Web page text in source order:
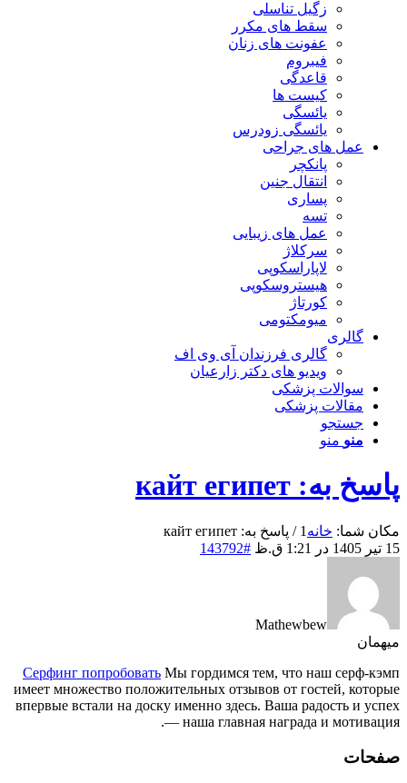
زگیل تناسلی
سقط های مکرر
عفونت های زنان
فیبروم
قاعدگی
کیست ها
یائسگی
یائسگی زودرس
عمل های جراحی
پانکچر
انتقال جنین
پساری
تسه
عمل های زیبایی
سرکلاژ
لاپاراسکوپی
هیستروسکوپی
کورتاژ
میومکتومی
گالری
گالری فرزندان آی وی اف
ویدیو های دکتر زارعیان
سوالات پزشکی
مقالات پزشکی
جستجو
منو منو
پاسخ به: кайт египет
مکان شما: خانه 1
/ پاسخ به: кайт египет
15 تیر 1405 در 1:21 ق.ظ
#143792
Mathewbew
میهمان
Серфинг попробовать Мы гордимся тем, что наш серф-кэмп
имеет множество положительных отзывов от гостей, которые
впервые встали на доску именно здесь. Ваша радость и успех
— наша главная награда и мотивация.
صفحات